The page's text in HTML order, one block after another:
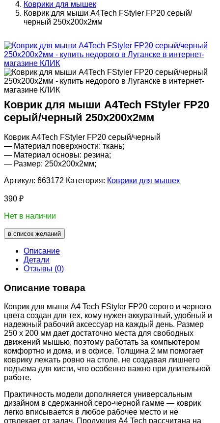
Коврики для мышек
Коврик для мыши A4Tech FStyler FP20 серый/
черный 250x200x2мм
Коврик для мыши A4Tech FStyler FP20
серый/черный 250x200x2мм
Коврик A4Tech FStyler FP20 серый/черный
— Материал поверхности: ткань;
— Материал основы: резина;
— Размер: 250х200х2мм;
Артикул: 663172 Категория: Коврики для мышек
390 ₽
Нет в наличии
в список желаний
Описание
Детали
Отзывы (0)
Описание товара
Коврик для мыши A4 Tech FStyler FP20 серого и черного
цвета создан для тех, кому нужен аккуратный, удобный и
надежный рабочий аксессуар на каждый день. Размер
250 x 200 мм дает достаточно места для свободных
движений мышью, поэтому работать за компьютером
комфортно и дома, и в офисе. Толщина 2 мм помогает
коврику лежать ровно на столе, не создавая лишнего
подъема для кисти, что особенно важно при длительной
работе.
Практичность модели дополняется универсальным
дизайном в сдержанной серо-черной гамме — коврик
легко вписывается в любое рабочее место и не
отвлекает от задач. Продукция A4 Tech рассчитана на